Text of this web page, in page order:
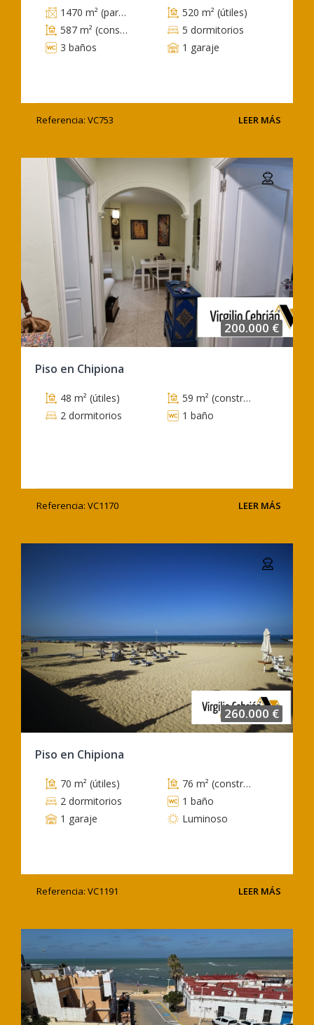
1470 m² (parcela)
520 m² (útiles)
587 m² (construidos)
5 dormitorios
3 baños
1 garaje
Referencia: VC753 LEER MÁS
200.000 €
Piso en Chipiona
48 m² (útiles)
59 m² (construidos)
2 dormitorios
1 baño
Referencia: VC1170 LEER MÁS
260.000 €
Piso en Chipiona
70 m² (útiles)
76 m² (construidos)
2 dormitorios
1 baño
1 garaje
Luminoso
Referencia: VC1191 LEER MÁS